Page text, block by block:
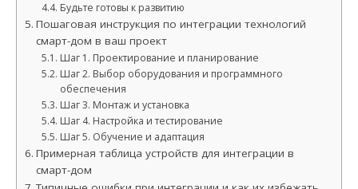
Будьте готовы к развитию
Пошаговая инструкция по интеграции технологий
смарт-дом в ваш проект
Шаг 1. Проектирование и планирование
Шаг 2. Выбор оборудования и программного
обеспечения
Шаг 3. Монтаж и установка
Шаг 4. Настройка и тестирование
Шаг 5. Обучение и адаптация
Примерная таблица устройств для интеграции в
смарт-дом